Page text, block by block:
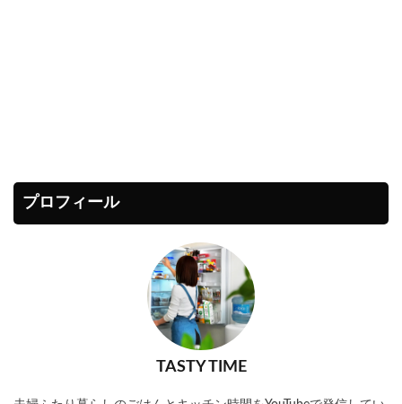
プロフィール
TASTY TIME